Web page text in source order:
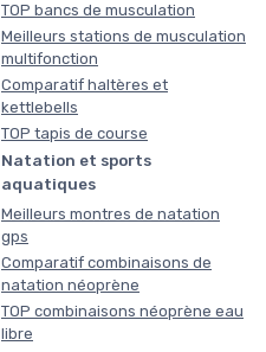
TOP bancs de musculation
Meilleurs stations de musculation
multifonction
Comparatif haltères et
kettlebells
TOP tapis de course
Natation et sports
aquatiques
Meilleurs montres de natation
gps
Comparatif combinaisons de
natation néoprène
TOP combinaisons néoprène eau
libre